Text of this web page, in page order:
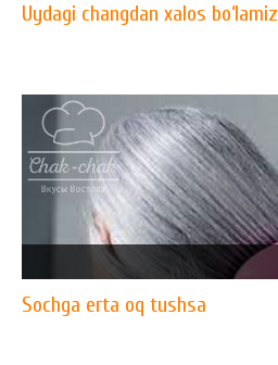
Uydagi changdan xalos bo‘lamiz
Sochga erta oq tushsa